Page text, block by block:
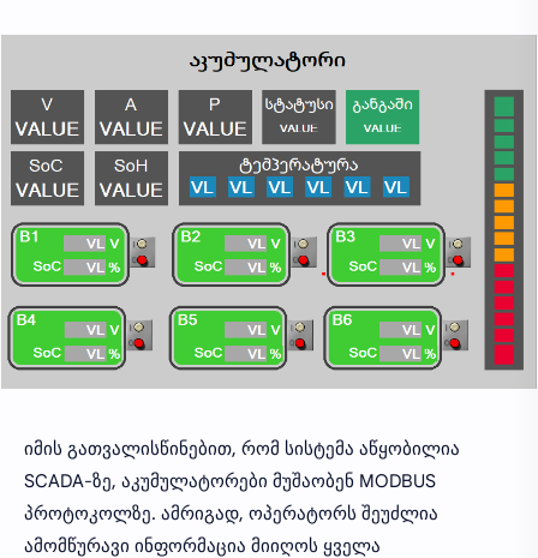
იმის გათვალისწინებით, რომ სისტემა აწყობილია
SCADA-ზე, აკუმულატორები მუშაობენ MODBUS
პროტოკოლზე. ამრიგად, ოპერატორს შეუძლია
ამომწურავი ინფორმაცია მიიღოს ყველა